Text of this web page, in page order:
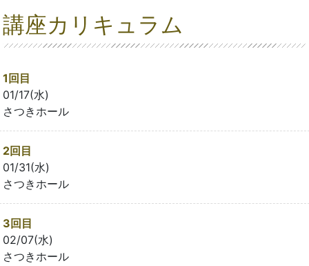
講座カリキュラム
1回目
01/17(水)
さつきホール
2回目
01/31(水)
さつきホール
3回目
02/07(水)
さつきホール